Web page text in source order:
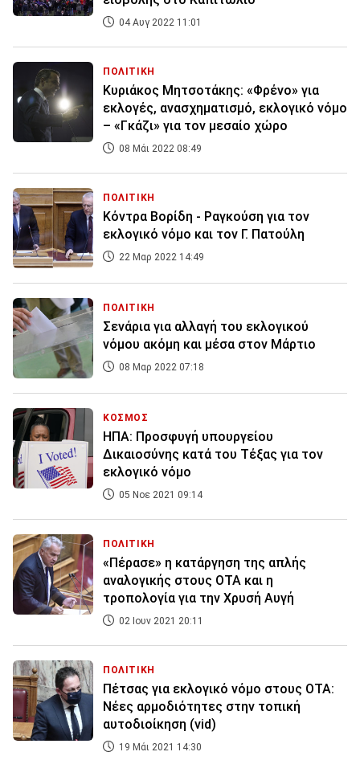
04 Αυγ 2022 11:01
ΠΟΛΙΤΙΚΗ
Κυριάκος Μητσοτάκης: «Φρένο» για
εκλογές, ανασχηματισμό, εκλογικό νόμο
– «Γκάζι» για τον μεσαίο χώρο
08 Μάι 2022 08:49
ΠΟΛΙΤΙΚΗ
Κόντρα Βορίδη - Ραγκούση για τον
εκλογικό νόμο και τον Γ. Πατούλη
22 Μαρ 2022 14:49
ΠΟΛΙΤΙΚΗ
Σενάρια για αλλαγή του εκλογικού
νόμου ακόμη και μέσα στον Μάρτιο
08 Μαρ 2022 07:18
ΚΟΣΜΟΣ
ΗΠΑ: Προσφυγή υπουργείου
Δικαιοσύνης κατά του Τέξας για τον
εκλογικό νόμο
05 Νοε 2021 09:14
ΠΟΛΙΤΙΚΗ
«Πέρασε» η κατάργηση της απλής
αναλογικής στους ΟΤΑ και η
τροπολογία για την Χρυσή Αυγή
02 Ιουν 2021 20:11
ΠΟΛΙΤΙΚΗ
Πέτσας για εκλογικό νόμο στους ΟΤΑ:
Νέες αρμοδιότητες στην τοπική
αυτοδιοίκηση (vid)
19 Μάι 2021 14:30